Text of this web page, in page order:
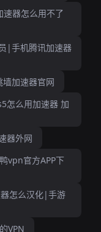
器怎么用不了
|手机腾讯加速器
加速器官网
怎么用加速器 加
器外网
vpn官方APP下
怎么汉化|手游
VPN